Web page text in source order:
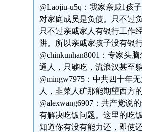
@Laojiu-u5q：我家亲戚1孩
对家庭成员是负债。只不过
只不过亲戚家人有银行工作
阱。所以亲戚家孩子没有银
@chinkunhan8001：专家头
通人，只够吃，流浪汉甚至
@mingw7975：中共四十年
人，韭菜人矿那能期望西方
@alexwang6907：共产党说
有解决吃饭问题。这里的吃
知道你有没有能力还，即使